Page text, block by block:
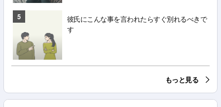
5
彼氏にこんな事を言われたらすぐ別れるべきで
す
もっと見る